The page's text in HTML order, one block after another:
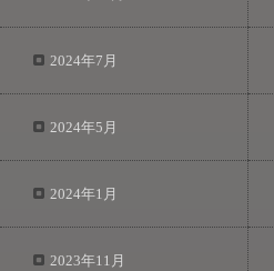
2024年7月
2024年5月
2024年1月
2023年11月